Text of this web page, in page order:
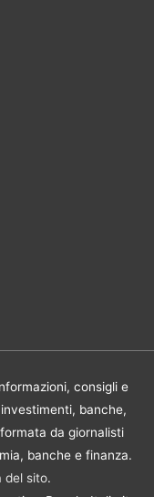
consigli e
banche,
da giornalisti
banche e finanza.
del sito.